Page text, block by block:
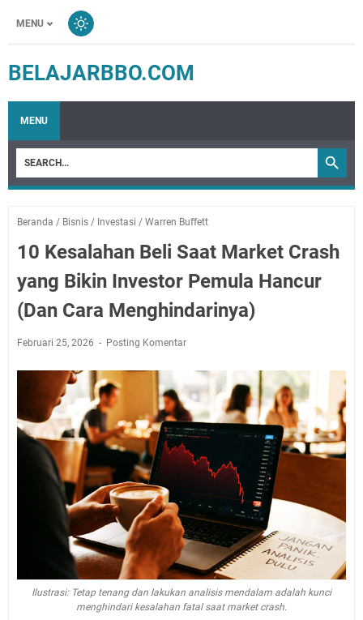
MENU
BELAJARBBO.COM
MENU
Beranda / Bisnis / Investasi / Warren Buffett
10 Kesalahan Beli Saat Market Crash
yang Bikin Investor Pemula Hancur
(Dan Cara Menghindarinya)
Februari 25, 2026 Posting Komentar
Ilustrasi: Tetap tenang dan lakukan analisis mendalam adalah kunci
menghindari kesalahan fatal saat market crash.